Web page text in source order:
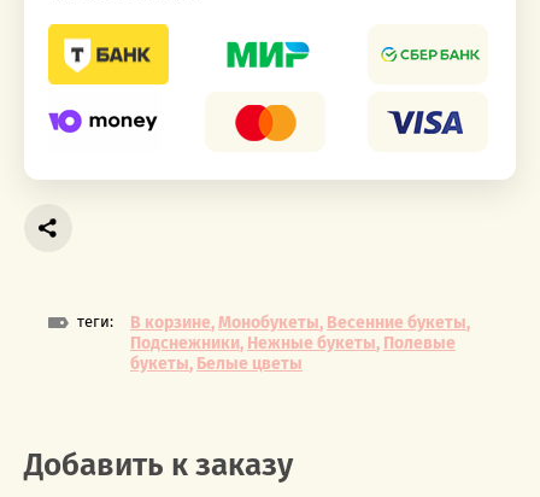
теги: В корзине,Монобукеты, Весенние букеты,
Подснежники, Нежные букеты, Полевые
букеты, Белые цветы
Добавить к заказу